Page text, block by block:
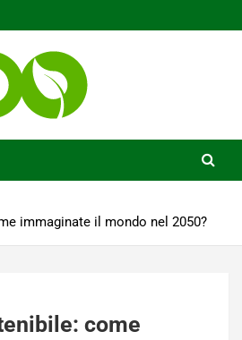
immaginate il mondo nel 2050?
come